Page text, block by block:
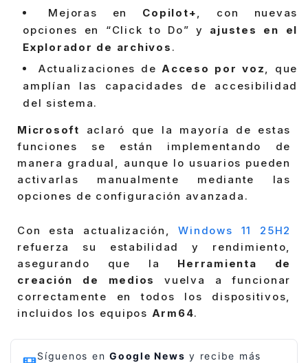
Mejoras en Copilot+, con nuevas
opciones en “Click to Do” y ajustes en el
Explorador de archivos .
Actualizaciones deAcceso por voz, que
amplían las capacidades de accesibilidad
del sistema.
Microsoft aclaró que la mayoría de estas
funciones se están implementando de
manera gradual, aunque lo usuarios pueden
activarlas manualmente mediante las
opciones de configuración avanzada.
Con esta actualización,Windows 11 25H2
refuerza su estabilidad y rendimiento,
asegurando que la Herramienta de
creación de medios
vuelva a funcionar
correctamente en todos los dispositivos,
incluidos los equipos Arm64.
Síguenos en Google News y recibe más